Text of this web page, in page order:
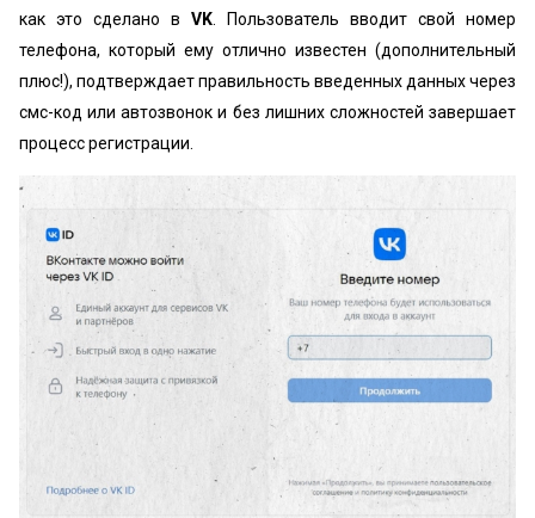
как это сделано в VK. Пользователь вводит свой номер
телефона, который ему отлично известен (дополнительный
плюс!), подтверждает правильность введенных данных через
смс-код или автозвонок и без лишних сложностей завершает
процесс регистрации.